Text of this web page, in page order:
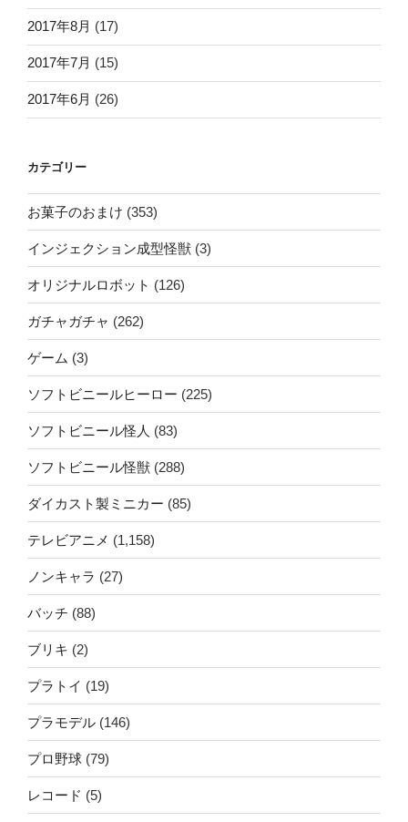
2017年8月 (17)
2017年7月 (15)
2017年6月 (26)
カテゴリー
お菓子のおまけ (353)
インジェクション成型怪獣 (3)
オリジナルロボット (126)
ガチャガチャ (262)
ゲーム (3)
ソフトビニールヒーロー (225)
ソフトビニール怪人 (83)
ソフトビニール怪獣 (288)
ダイカスト製ミニカー (85)
テレビアニメ (1,158)
ノンキャラ (27)
バッチ (88)
ブリキ (2)
プラトイ (19)
プラモデル (146)
プロ野球 (79)
レコード (5)